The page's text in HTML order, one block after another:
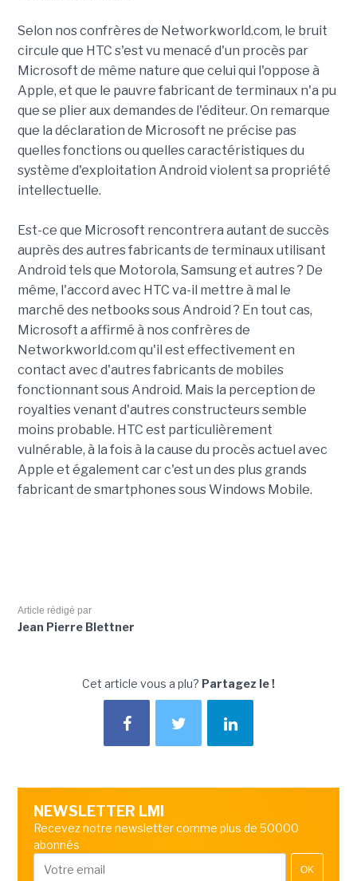
Selon nos confrères de Networkworld.com, le bruit
circule que HTC s'est vu menacé d'un procès par
Microsoft de même nature que celui qui l'oppose à
Apple, et que le pauvre fabricant de terminaux n'a pu
que se plier aux demandes de l'éditeur. On remarque
que la déclaration de Microsoft ne précise pas
quelles fonctions ou quelles caractéristiques du
système d'exploitation Android violent sa propriété
intellectuelle.
Est-ce que Microsoft rencontrera autant de succès
auprès des autres fabricants de terminaux utilisant
Android tels que Motorola, Samsung et autres ? De
même, l'accord avec HTC va-il mettre à mal le
marché des netbooks sous Android ? En tout cas,
Microsoft a affirmé à nos confrères de
Networkworld.com qu'il est effectivement en
contact avec d'autres fabricants de mobiles
fonctionnant sous Android. Mais la perception de
royalties venant d'autres constructeurs semble
moins probable. HTC est particulièrement
vulnérable, à la fois à la cause du procès actuel avec
Apple et également car c'est un des plus grands
fabricant de smartphones sous Windows Mobile.
Article rédigé par
Jean Pierre Blettner
Cet article vous a plu? Partagez le !
NEWSLETTER LMI
Recevez notre newsletter comme plus de 50000
abonnés
OK